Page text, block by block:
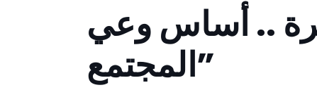
.. أساس وعي
المجتمع”